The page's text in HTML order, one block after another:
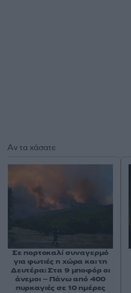
Αν τα χάσατε
Σε πορτοκαλί συναγερμό
για φωτιές η χώρα και τη
Δευτέρα: Στα 9 μποφόρ οι
άνεμοι – Πάνω από 400
πυρκαγιές σε 10 ημέρες